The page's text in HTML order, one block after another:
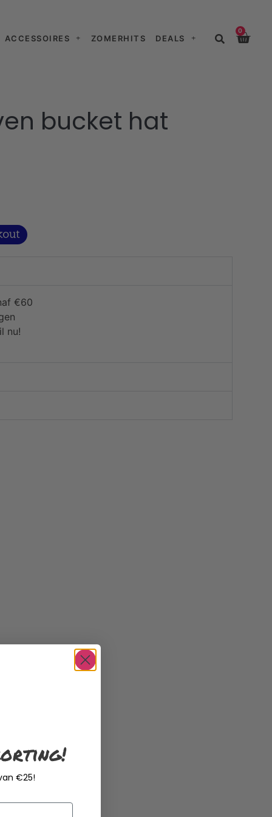
ACCESSOIRES ZOMERHITS DEALS
0
bucket hat
€60
nu!
€25!